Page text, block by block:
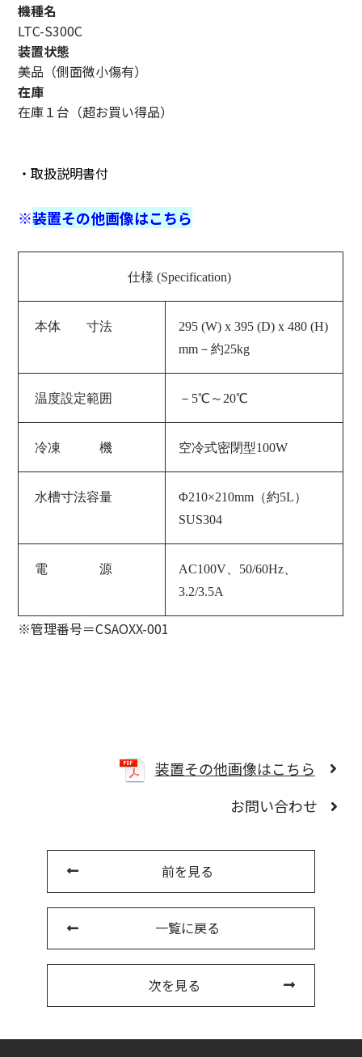
機種名
LTC-S300C
装置状態
美品（側面微小傷有）
在庫
在庫１台（超お買い得品）
・取扱説明書付
※装置その他画像はこちら
仕様 (Specification)
本体 寸法
295 (W) x 395 (D) x 480 (H)
mm－約25kg
温度設定範囲 －5℃～20℃
冷凍 機 空冷式密閉型100W
水槽寸法容量
Φ210×210mm（約5L）
SUS304
電 源
AC100V、50/60Hz、
3.2/3.5A
※管理番号＝CSAOXX-001
装置その他画像はこちら
お問い合わせ
前を見る
一覧に戻る
次を見る